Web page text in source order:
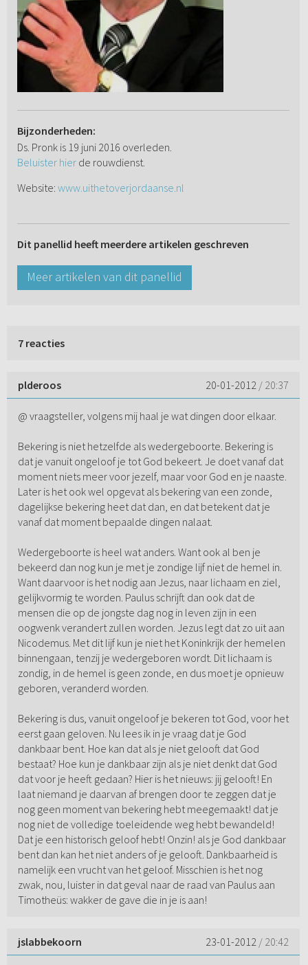
Bijzonderheden:
Ds. Pronk is 19 juni 2016 overleden.
Beluister hierde rouwdienst.
Website: www.uithetoverjordaanse.nl
Dit panellid heeft meerdere artikelen geschreven
Meer artikelen van dit panellid
7 reacties
plderoos 20-01-2012 / 20:37
@ vraagsteller, volgens mij haal je wat dingen door elkaar.
Bekering is niet hetzelfde als wedergeboorte. Bekering is
dat je vanuit ongeloof je tot God bekeert. Je doet vanaf dat
moment niets meer voor jezelf, maar voor God en je naaste.
Later is het ook wel opgevat als bekering van een zonde,
dagelijkse bekering heet dat dan, en dat betekent dat je
vanaf dat moment bepaalde dingen nalaat.
Wedergeboorte is heel wat anders. Want ook al ben je
bekeerd dan nog kun je met je zondige lijf niet de hemel in.
Want daarvoor is het nodig aan Jezus, naar lichaam en ziel,
gelijkvormig te worden. Paulus schrijft dan ook dat de
mensen die op de jongste dag nog in leven zijn in een
oogwenk verandert zullen worden. Jezus legt dat zo uit aan
Nicodemus. Met dit lijf kun je niet het Koninkrijk der hemelen
binnengaan, tenzij je wedergeboren wordt. Dit lichaam is
zondig, in de hemel is geen zonde, en dus moet je opnieuw
geboren, veranderd worden.
Bekering is dus, vanuit ongeloof je bekeren tot God, voor het
eerst gaan geloven. Nu lees ik in je vraag dat je God
dankbaar bent. Hoe kan dat als je niet gelooft dat God
bestaat? Hoe kun je dankbaar zijn als je niet denkt dat God
dat voor je heeft gedaan? Hier is het nieuws: jij gelooft! En
laat niemand je daarvan af brengen door te zeggen dat je
nog geen moment van bekering hebt meegemaakt! dat je
nog niet de volledige toeleidende weg hebt bewandeld!
Dat je een historisch geloof hebt! Onzin! als je God dankbaar
bent dan kan het niet anders of je gelooft. Dankbaarheid is
namelijk een vrucht van het geloof. Misschien is het nog
zwak, nou, luister in dat geval naar de raad van Paulus aan
Timotheüs: wakker de gave die in je is aan!
jslabbekoorn 23-01-2012 / 20:42